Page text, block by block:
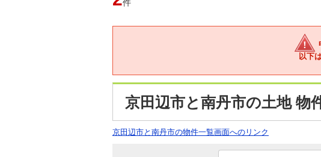
件
以下
京田辺市と南丹市の土地 物
京田辺市と南丹市の物件一覧画面へのリンク